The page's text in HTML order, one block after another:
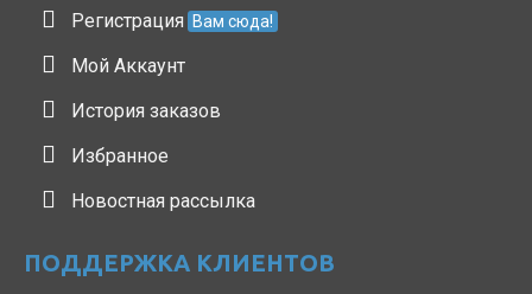
Регистрация Вам сюда!
Мой Аккаунт
История заказов
Избранное
Новостная рассылка
ПОДДЕРЖКА КЛИЕНТОВ